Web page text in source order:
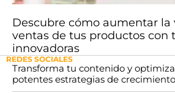
Descubre cómo aumentar la
ventas de tus productos con
innovadoras
REDES SOCIALES
Transforma tu contenido y
potentes estrategias de